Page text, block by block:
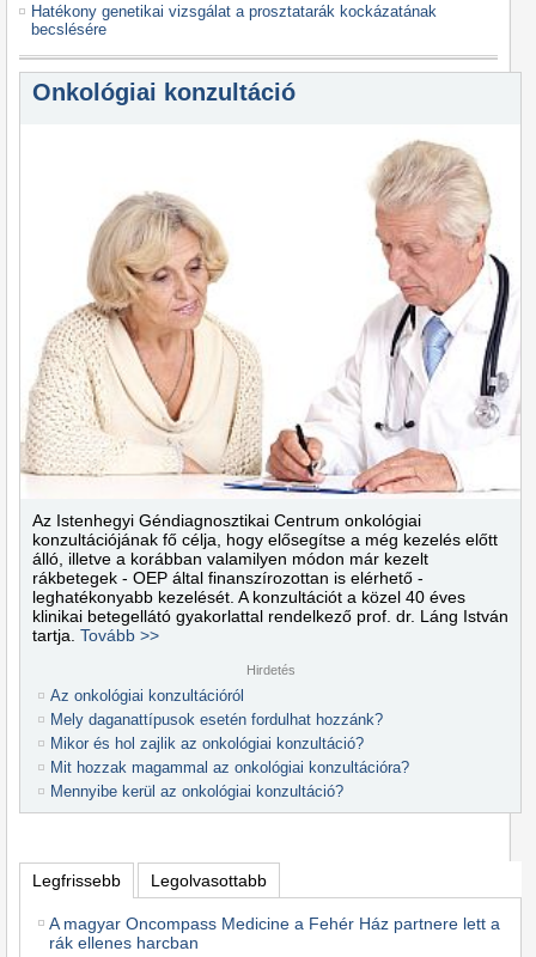
Hatékony genetikai vizsgálat a prosztatarák kockázatának
becslésére
Onkológiai konzultáció
Az Istenhegyi Géndiagnosztikai Centrum onkológiai
konzultációjának fő célja, hogy elősegítse a még kezelés előtt
álló, illetve a korábban valamilyen módon már kezelt
rákbetegek - OEP által finanszírozottan is elérhető -
leghatékonyabb kezelését. A konzultációt a közel 40 éves
klinikai betegellátó gyakorlattal rendelkező prof. dr. Láng István
tartja. Tovább >>
Hirdetés
Az onkológiai konzultációról
Mely daganattípusok esetén fordulhat hozzánk?
Mikor és hol zajlik az onkológiai konzultáció?
Mit hozzak magammal az onkológiai konzultációra?
Mennyibe kerül az onkológiai konzultáció?
Legfrissebb Legolvasottabb
A magyar Oncompass Medicine a Fehér Ház partnere lett a
rák ellenes harcban